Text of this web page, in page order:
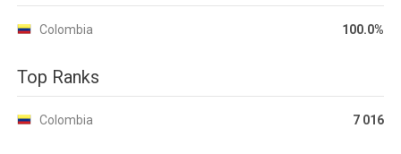
Colombia 100.0%
Top Ranks
Colombia 7 016